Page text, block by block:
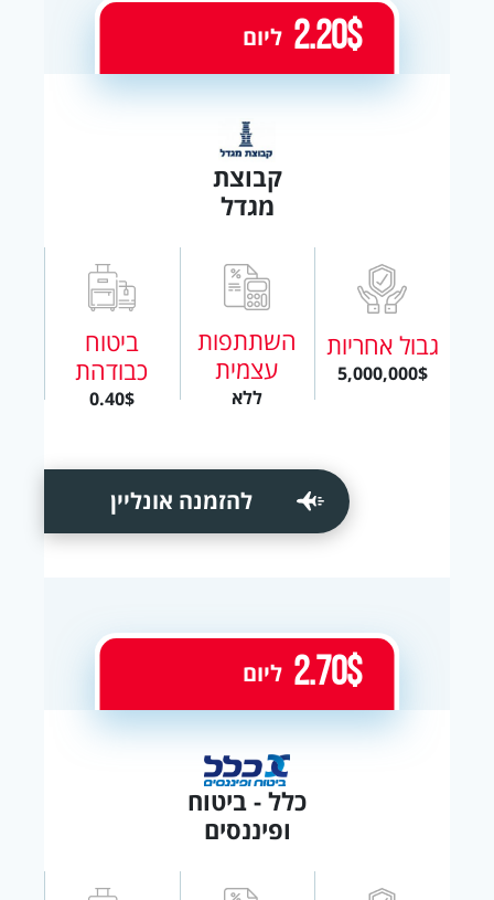
קבוצת
מגדל
גבול אחריות
5,000,000$
השתתפות
עצמית
ללא
ביטוח
כבודהת
0.40$
2.20$ ליום
להזמנה אונליין
כלל - ביטוח
ופיננסים
2.70$ ליום